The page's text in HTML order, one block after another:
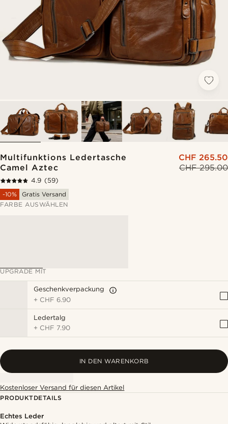
Multifunktions Ledertasche
Camel Aztec
CHF 295.00
CHF 265.50
4.9 (59)
-10%
Gratis Versand
FARBE AUSWÄHLEN
UPGRADE MIT
Geschenkverpackung
+ CHF 6.90
Ledertalg
+ CHF 7.90
IN DEN WARENKORB
Kostenloser Versand für diesen Artikel
PRODUKTDETAILS
Echtes Leder